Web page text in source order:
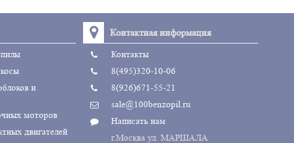
и
моторов
двигателей
Контактная информация
Контакты
8(495)320-10-06
8(926)671-55-21
sale@100benzopil.ru
Написать нам
г.Москва ул. МАРШАЛА